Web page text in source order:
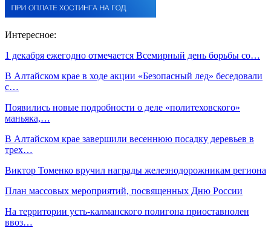
Интересное:
1 декабря ежегодно отмечается Всемирный день борьбы со…
В Алтайском крае в ходе акции «Безопасный лед» беседовали
с…
Появились новые подробности о деле «политеховского»
маньяка,…
В Алтайском крае завершили весеннюю посадку деревьев в
трех…
Виктор Томенко вручил награды железнодорожникам региона
План массовых мероприятий, посвященных Дню России
На территории усть-калманского полигона приоставнолен
ввоз…